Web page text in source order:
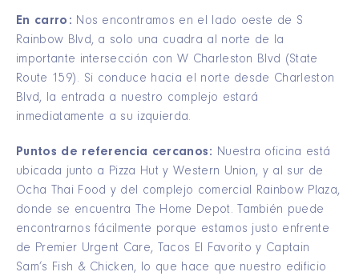
En carro: Nos encontramos en el lado oeste de S
Rainbow Blvd, a solo una cuadra al norte de la
importante intersección con W Charleston Blvd (State
Route 159). Si conduce hacia el norte desde Charleston
Blvd, la entrada a nuestro complejo estará
inmediatamente a su izquierda.
Puntos de referencia cercanos: Nuestra oficina está
ubicada junto a Pizza Hut y Western Union, y al sur de
Ocha Thai Food y del complejo comercial Rainbow Plaza,
donde se encuentra The Home Depot. También puede
encontrarnos fácilmente porque estamos justo enfrente
de Premier Urgent Care, Tacos El Favorito y Captain
Sam’s Fish & Chicken, lo que hace que nuestro edificio